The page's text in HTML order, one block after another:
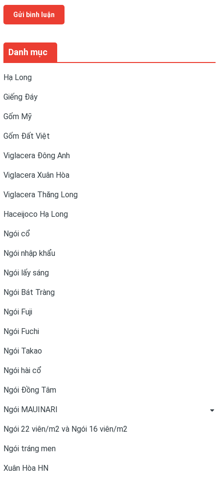
Danh mục
Hạ Long
Giếng Đáy
Gốm Mỹ
Gốm Đất Việt
Viglacera Đông Anh
Viglacera Xuân Hòa
Viglacera Thăng Long
Haceijoco Hạ Long
Ngói cổ
Ngói nhập khẩu
Ngói lấy sáng
Ngói Bát Tràng
Ngói Fuji
Ngói Fuchi
Ngói Takao
Ngói hài cổ
Ngói Đồng Tâm
Ngói MAUINARI
Ngói 22 viên/m2 và Ngói 16 viên/m2
Ngói tráng men
Xuân Hòa HN
Gửi bình luận